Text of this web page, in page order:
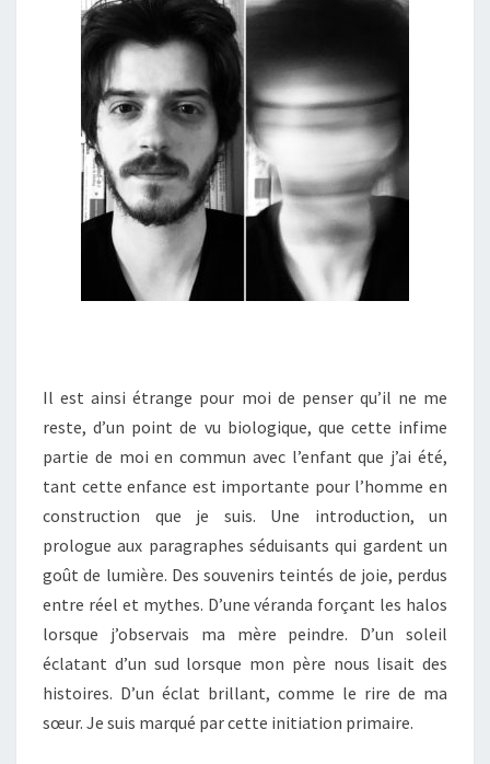
Il est ainsi étrange pour moi de penser qu’il ne me
reste, d’un point de vu biologique, que cette infime
partie de moi en commun avec l’enfant que j’ai été,
tant cette enfance est importante pour l’homme en
construction que je suis. Une introduction, un
prologue aux paragraphes séduisants qui gardent un
goût de lumière. Des souvenirs teintés de joie, perdus
entre réel et mythes. D’une véranda forçant les halos
lorsque j’observais ma mère peindre. D’un soleil
éclatant d’un sud lorsque mon père nous lisait des
histoires. D’un éclat brillant, comme le rire de ma
sœur. Je suis marqué par cette initiation primaire.